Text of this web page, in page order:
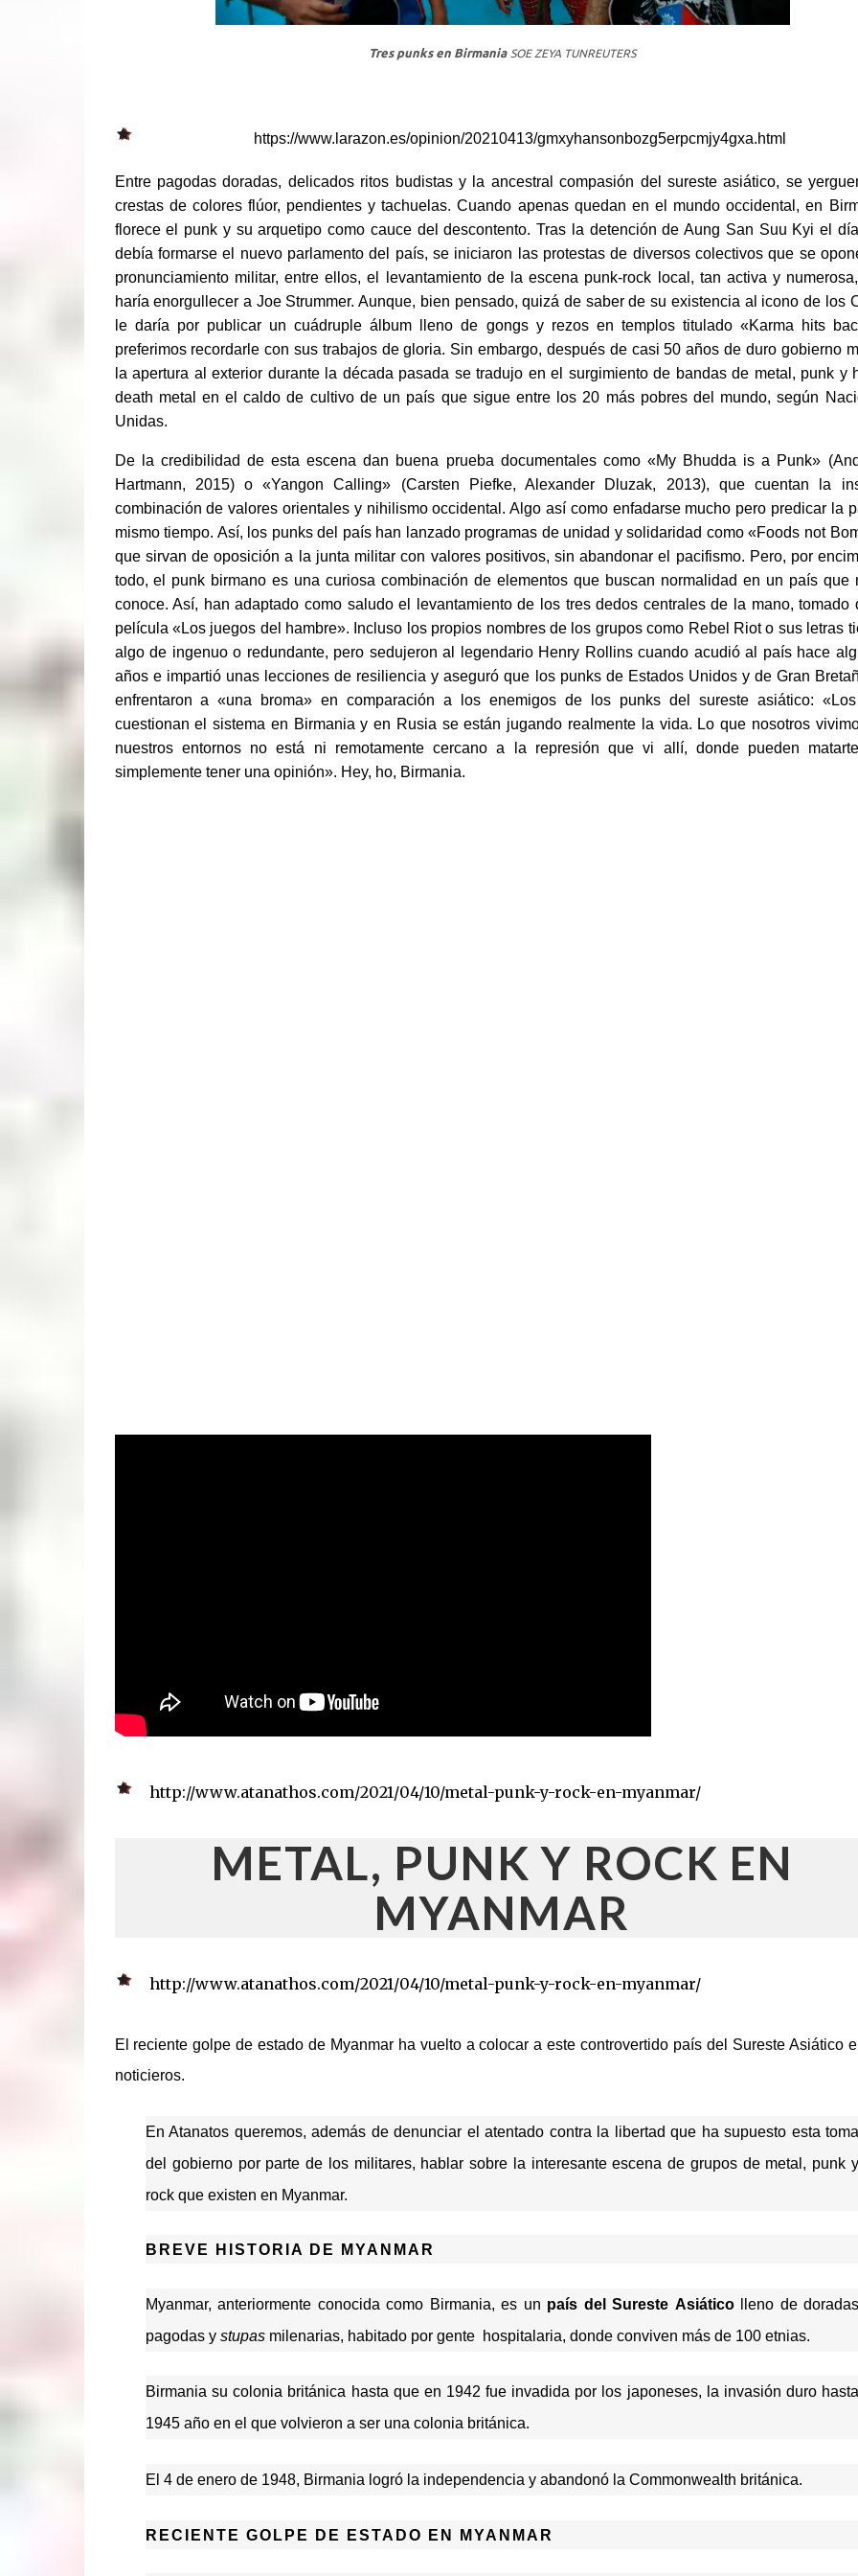
Tres punks en Birmania SOE ZEYA TUNREUTERS
https://www.larazon.es/opinion/20210413/gmxyhansonbozg5erpcmjy4gxa.html
Entre pagodas doradas, delicados ritos budistas y la ancestral compasión del sureste asiático, se
crestas de colores flúor, pendientes y tachuelas. Cuando apenas quedan en el mundo occidental, en
florece el punk y su arquetipo como cauce del descontento. Tras la detención de Aung San Suu Kyi el
debía formarse el nuevo parlamento del país, se iniciaron las protestas de diversos colectivos que se
pronunciamiento militar, entre ellos, el levantamiento de la escena punk-rock local, tan activa y
haría enorgullecer a Joe Strummer. Aunque, bien pensado, quizá de saber de su existencia al icono de los
le daría por publicar un cuádruple álbum lleno de gongs y rezos en templos titulado «Karma hits
preferimos recordarle con sus trabajos de gloria. Sin embargo, después de casi 50 años de duro gobierno
la apertura al exterior durante la década pasada se tradujo en el surgimiento de bandas de metal, punk y
death metal en el caldo de cultivo de un país que sigue entre los 20 más pobres del mundo, según
Unidas.
De la credibilidad de esta escena dan buena prueba documentales como «My Bhudda is a Punk»
Hartmann, 2015) o «Yangon Calling» (Carsten Piefke, Alexander Dluzak, 2013), que cuentan la
combinación de valores orientales y nihilismo occidental. Algo así como enfadarse mucho pero predicar la
mismo tiempo. Así, los punks del país han lanzado programas de unidad y solidaridad como «Foods not
que sirvan de oposición a la junta militar con valores positivos, sin abandonar el pacifismo. Pero, por
todo, el punk birmano es una curiosa combinación de elementos que buscan normalidad en un país que
conoce. Así, han adaptado como saludo el levantamiento de los tres dedos centrales de la mano, tomado
película «Los juegos del hambre». Incluso los propios nombres de los grupos como Rebel Riot o sus letras
algo de ingenuo o redundante, pero sedujeron al legendario Henry Rollins cuando acudió al país hace
años e impartió unas lecciones de resiliencia y aseguró que los punks de Estados Unidos y de Gran
enfrentaron a «una broma» en comparación a los enemigos de los punks del sureste asiático:
cuestionan el sistema en Birmania y en Rusia se están jugando realmente la vida. Lo que nosotros
nuestros entornos no está ni remotamente cercano a la represión que vi allí, donde pueden
simplemente tener una opinión». Hey, ho, Birmania.
http://www.atanathos.com/2021/04/10/metal-punk-y-rock-en-myanmar/
METAL, PUNK Y ROCK EN
MYANMAR
http://www.atanathos.com/2021/04/10/metal-punk-y-rock-en-myanmar/
El reciente golpe de estado de Myanmar ha vuelto a colocar a este controvertido país del Sureste Asiático
noticieros.
En Atanatos queremos, además de denunciar el atentado contra la libertad que ha supuesto esta toma
del gobierno por parte de los militares, hablar sobre la interesante escena de grupos de metal, punk y
rock que existen en Myanmar.
BREVE HISTORIA DE MYANMAR
Myanmar, anteriormente conocida como Birmania, es un país del Sureste Asiáticolleno de doradas
pagodas y stupas milenarias, habitado por gente hospitalaria, donde conviven más de 100 etnias.
Birmania su colonia británica hasta que en 1942 fue invadida por los japoneses, la invasión duro hasta
1945 año en el que volvieron a ser una colonia británica.
El 4 de enero de 1948, Birmania logró la independencia y abandonó la Commonwealth británica.
RECIENTE GOLPE DE ESTADO EN MYANMAR